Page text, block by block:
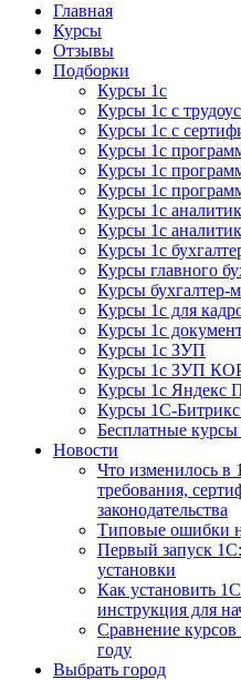
Курсы 1С
Курсы 1С официальная
Главная
Курсы
Отзывы
Подборки
Курсы 1с
Курсы 1с с
Курсы 1с с
Курсы 1с
Курсы 1с
Курсы 1с
Курсы 1с
Курсы 1с
Курсы 1с
Курсы главного
Курсы бухгалтер-
Курсы 1с для
Курсы 1с
Курсы 1с ЗУП
Курсы 1с ЗУП
Курсы 1с Яндекс
Курсы 1С-
Бесплатные
Новости
Что изменилось в
требования,
законодательства
Типовые ошибки
Первый запуск
установки
Как установить
инструкция для
Сравнение
году
Выбрать город